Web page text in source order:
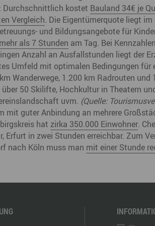
Durchschnittlich kostet Bauland 34€ je
Vergleich. Die Eigentümerquote liegt im
und Bildungsangebote für
als 7 Stunden am Tag. Bei
Anzahl an Ausfallstunden liegt der
Umfeld mit optimalen Bedingungen
Wanderwege, 1.200 km Radrouten
50 Skilifte, Hochkultur in Theatern
uvm. (Quelle:
mit guter Anbindung an mehrere
hat zirka 350.000 Einwohner.
Erfurt in zwei Stunden erreichbar. Zum
nach Köln muss man mit einer Stunde